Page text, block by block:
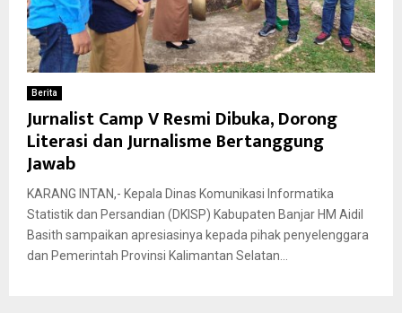
Berita
Jurnalist Camp V Resmi Dibuka, Dorong
Literasi dan Jurnalisme Bertanggung
Jawab
KARANG INTAN,- Kepala Dinas Komunikasi Informatika
Statistik dan Persandian (DKISP) Kabupaten Banjar HM Aidil
Basith sampaikan apresiasinya kepada pihak penyelenggara
dan Pemerintah Provinsi Kalimantan Selatan...